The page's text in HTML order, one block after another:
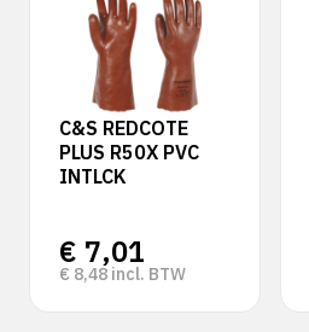
C&S REDCOTE
PLUS R50X PVC
INTLCK
€ 7,01
€ 8,48 incl. BTW